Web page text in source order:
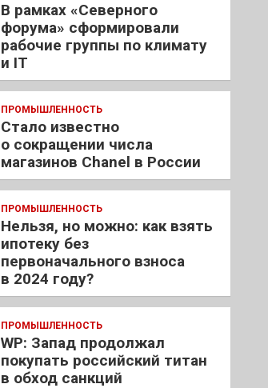
В рамках «Северного
форума» сформировали
рабочие группы по климату
и IT
ПРОМЫШЛЕННОСТЬ
Стало известно
о сокращении числа
магазинов Chanel в России
ПРОМЫШЛЕННОСТЬ
Нельзя, но можно: как взять
ипотеку без
первоначального взноса
в 2024 году?
ПРОМЫШЛЕННОСТЬ
WP: Запад продолжал
покупать российский титан
в обход санкций